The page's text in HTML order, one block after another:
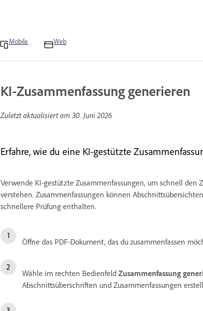
Mobile Web
KI-Zusammenfassung generieren
Zuletzt aktualisiert am 30. Juni 2026
Erfahre, wie du eine KI-gestützte
Verwende KI-gestützte Zusammenfassungen, um schnell
verstehen. Zusammenfassungen können
schnellere Prüfung enthalten.
Öffne das PDF-Dokument, das du zusammenfassen
Wähle im rechten Bedienfeld Zusammenfassung
Abschnittsüberschriften und Zusammenfassungen